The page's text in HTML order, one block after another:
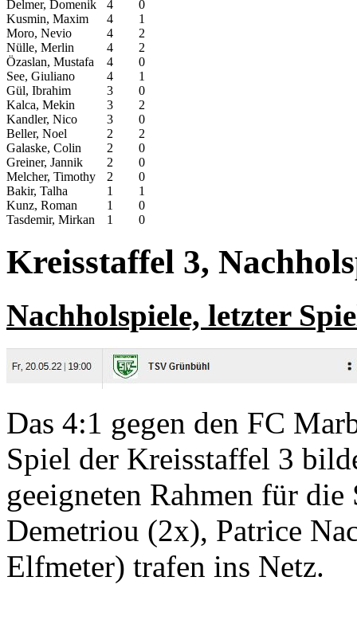
Delmer, Domenik 4
0
Kusmin, Maxim
4
1
Moro, Nevio
4
2
Nülle, Merlin
4
2
Özaslan, Mustafa
4
0
See, Giuliano
4
1
Gül, Ibrahim
3
0
Kalca, Mekin
3
2
Kandler, Nico
3
0
Beller, Noel
2
2
Galaske, Colin
2
0
Greiner, Jannik
2
0
Melcher, Timothy
2
0
Bakir, Talha
1
1
Kunz, Roman
1
0
Tasdemir, Mirkan
1 0
Kreisstaffel 3,
Nachholspiele, letzter
Das 4:1 gegen den FC
Spiel der Kreisstaffel 3
geeigneten Rahmen für
Demetriou (2x), Patrice
Elfmeter) trafen ins Netz.